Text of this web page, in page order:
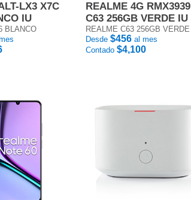
LX3 X7C
IU
BLANCO
REALME 4G RMX3939
C63 256GB VERDE IU
REALME C63 256GB VERDE
Desde $456 al mes
Contado $4,100